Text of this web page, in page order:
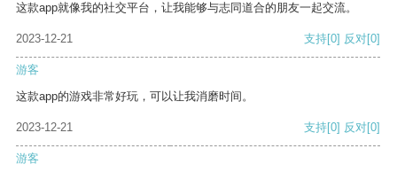
这款app就像我的社交平台，让我能够与志同道合的朋友一起交流。
2023-12-21 支持[0] 反对[0]
游客
这款app的游戏非常好玩，可以让我消磨时间。
2023-12-21 支持[0] 反对[0]
游客